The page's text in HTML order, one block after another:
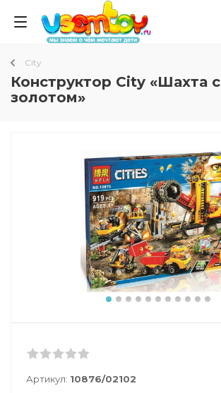
City
Конструктор City «Шахта с
золотом»
Артикул: 10876/02102